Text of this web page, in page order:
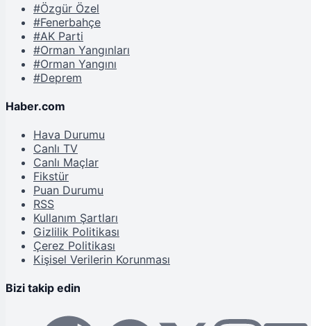
#Özgür Özel
#Fenerbahçe
#AK Parti
#Orman Yangınları
#Orman Yangını
#Deprem
Haber.com
Hava Durumu
Canlı TV
Canlı Maçlar
Fikstür
Puan Durumu
RSS
Kullanım Şartları
Gizlilik Politikası
Çerez Politikası
Kişisel Verilerin Korunması
Bizi takip edin